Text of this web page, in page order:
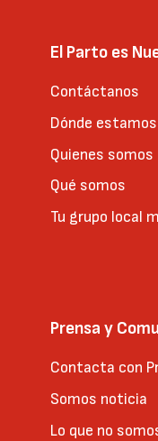
El Parto es
Contáctanos
Dónde estamos
Quienes somos
Qué somos
Tu grupo local
Prensa y
Contacta con
Somos noticia
Lo que no